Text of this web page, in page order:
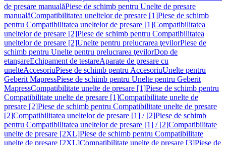
de presare manualăPiese de schimb pentru Unelte de presare
manualăCompatibilitatea uneltelor de presare [1]Piese de schimb
pentru Compatibilitatea uneltelor de presare [1]Compatibilitatea
uneltelor de presare [2]Piese de schimb pentru Compatibilitatea
uneltelor de presare [2]Unelte pentru prelucrarea ţevilorPiese de
schimb pentru Unelte pentru prelucrarea ţevilorDop de
etanşareEchipament de testareAparate de presare cu
unelteAccesoriuPiese de schimb pentru AccesoriuUnelte pentru
Geberit MapressPiese de schimb pentru Unelte pentru Geberit
MapressCompatibilitate unelte de presare [1]Piese de schimb pentru
Compatibilitate unelte de presare [1]Compatibilitate unelte de
presare [2]Piese de schimb pentru Compatibilitate unelte de presare
[2]Compatibilitatea uneltelor de presare [1] / [2]Piese de schimb
pentru Compatibilitatea uneltelor de presare [1] / [2]Compatibilitate
unelte de presare [2XL]Piese de schimb pentru Compatibilitate
unelte de presare [2XL]Compatibilitate unelte de presare [3]Piese de